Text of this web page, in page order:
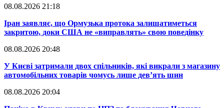
08.08.2026 21:18
​Іран заявляє, що Ормузька протока залишатиметься
закритою, доки США не «виправлять» свою поведінку
08.08.2026 20:48
​У Києві затримали двох спільників, які викрали з магазину
автомобільних товарів чомусь лише дев’ять шин
08.08.2026 20:04